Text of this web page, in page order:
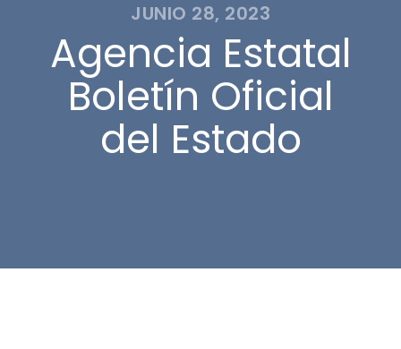
JUNIO 28, 2023
Agencia Estatal
Boletín Oficial
del Estado